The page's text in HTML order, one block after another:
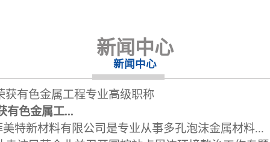
新闻中心
新闻中心
有色金属工...
特新材料有限公司是专业从事多孔泡沫金属材料...